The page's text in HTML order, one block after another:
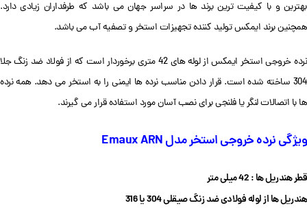
بهترین و با کیفیت ترین برند ها در سراسر جهان می باشد که طرفداران زیادی دارد.
همچنین برند ایمکس تولید کننده تجهیزات استخر و تصفیه آب می باشد.
نرده خروجی استخر ایمکس از لوله های 42 متری برخوردار است که از فولاد ضد زنگ جلا
304 ساخته شده است. قرار دادن مناسب نرده ها ایمنی را به استخر می دهد.
همه نرده
ها با اتصالات لنگر یا فلنجی برای نصب آسان مورد استفاده قرار می گیرند.
ویژگی نرده خروجی استخر مدل Emaux ARN
قطر هندریل ها : 42
میلی متر
هندریل ها از لوله فولادی ضد زنگ صیقلی 304 یا 316